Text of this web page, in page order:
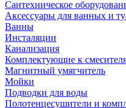
Сантехническое
Аксессуары для ванных и
Ванны
Инсталяции
Канализация
Комплектующие к
Магнитный умягчитель
Мойки
Подводки для воды
Полотенцесушители и